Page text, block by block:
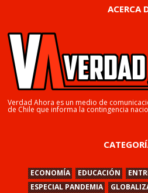
ACERCA
Verdad Ahora es un medio de
de Chile que informa la contingencia
ECONOMÍA EDUCACIÓN
ESPECIAL PANDEMIA